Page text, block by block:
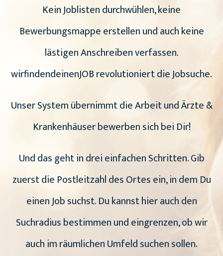
Kein Joblisten durchwühlen, keine
Bewerbungsmappe erstellen und auch keine
lästigen Anschreiben verfassen.
wirfindendeinenJOB revolutioniert die Jobsuche.
Unser System übernimmt die Arbeit und Ärzte &
Krankenhäuser bewerben sich bei Dir!
Und das geht in drei einfachen Schritten. Gib
zuerst die Postleitzahl des Ortes ein, in dem Du
einen Job suchst. Du kannst hier auch den
Suchradius bestimmen und eingrenzen, ob wir
auch im räumlichen Umfeld suchen sollen.